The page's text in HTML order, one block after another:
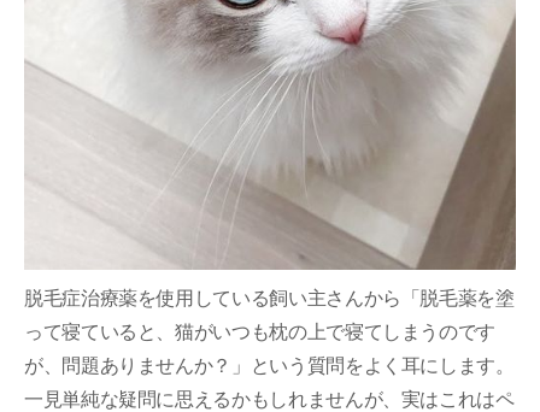
脱毛症治療薬を使用している飼い主さんから「脱毛薬を塗
って寝ていると、猫がいつも枕の上で寝てしまうのです
が、問題ありませんか？」という質問をよく耳にします。
一見単純な疑問に思えるかもしれませんが、実はこれはペ